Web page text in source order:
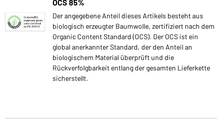
OCS 85%
Der angegebene Anteil dieses Artikels besteht aus
biologisch erzeugter Baumwolle, zertifiziert nach dem
Organic Content Standard (OCS). Der OCS ist ein
global anerkannter Standard, der den Anteil an
biologischem Material überprüft und die
Rückverfolgbarkeit entlang der gesamten Lieferkette
sicherstellt.